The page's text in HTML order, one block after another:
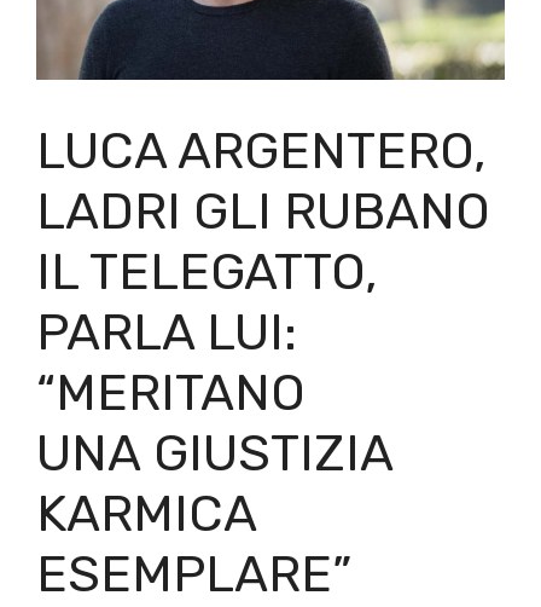
LUCA ARGENTERO,
LADRI GLI RUBANO
IL TELEGATTO,
PARLA LUI:
“MERITANO
UNA GIUSTIZIA
KARMICA
ESEMPLARE”